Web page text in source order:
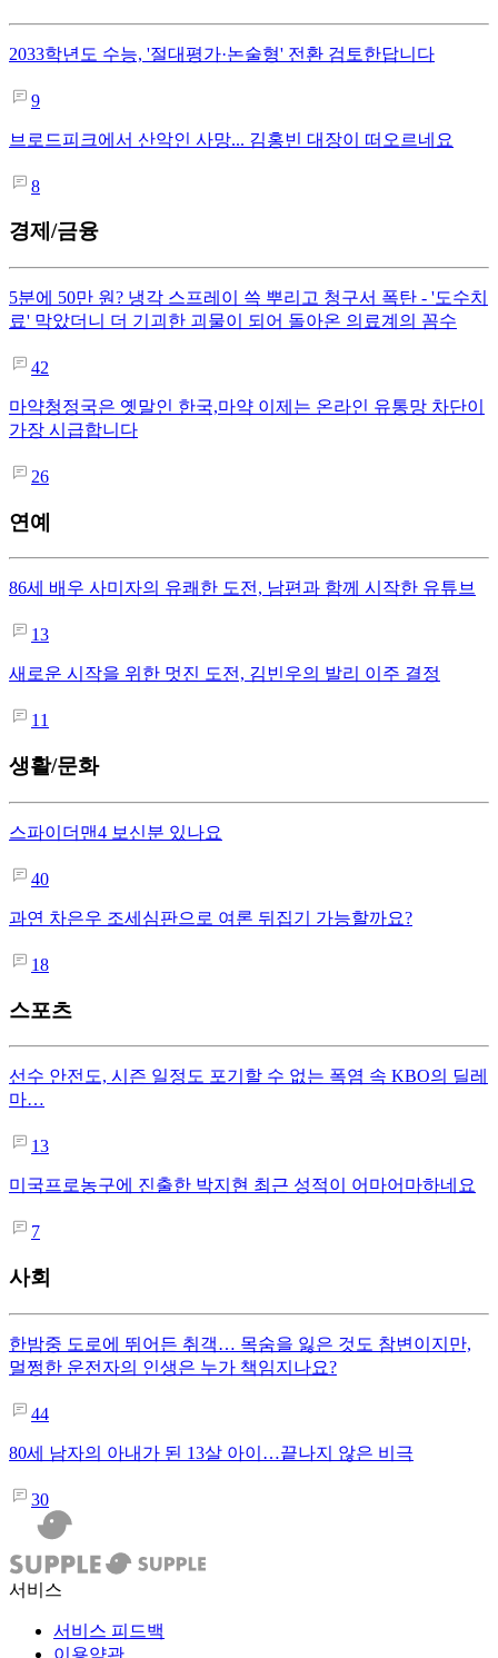
2033학년도 수능, '절대평가·논술형' 전환 검토한답니다
9
브로드피크에서 산악인 사망... 김홍빈 대장이 떠오르네요
8
경제/금융
5분에 50만 원? 냉각 스프레이 쓱 뿌리고 청구서 폭탄 - '도수치
료' 막았더니 더 기괴한 괴물이 되어 돌아온 의료계의 꼼수
42
마약청정국은 옛말인 한국,마약 이제는 온라인 유통망 차단이
가장 시급합니다
26
연예
86세 배우 사미자의 유쾌한 도전, 남편과 함께 시작한 유튜브
13
새로운 시작을 위한 멋진 도전, 김빈우의 발리 이주 결정
11
생활/문화
스파이더맨4 보신분 있나요
40
과연 차은우 조세심판으로 여론 뒤집기 가능할까요?
18
스포츠
선수 안전도, 시즌 일정도 포기할 수 없는 폭염 속 KBO의 딜레
마…
13
미국프로농구에 진출한 박지현 최근 성적이 어마어마하네요
7
사회
한밤중 도로에 뛰어든 취객… 목숨을 잃은 것도 참변이지만,
멀쩡한 운전자의 인생은 누가 책임지나요?
44
80세 남자의 아내가 된 13살 아이…끝나지 않은 비극
30
서비스
서비스 피드백
이용약관